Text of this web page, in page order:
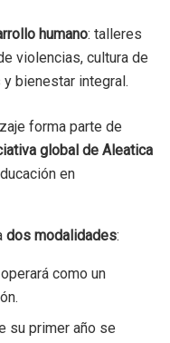
humano: talleres
violencias, cultura de
bienestar integral.
forma parte de
global de Aleatica
en
dos modalidades:
como un
su primer año se